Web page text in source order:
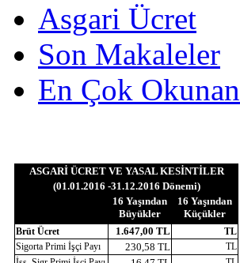
Asgari Ücret
Son Makaleler
En Çok